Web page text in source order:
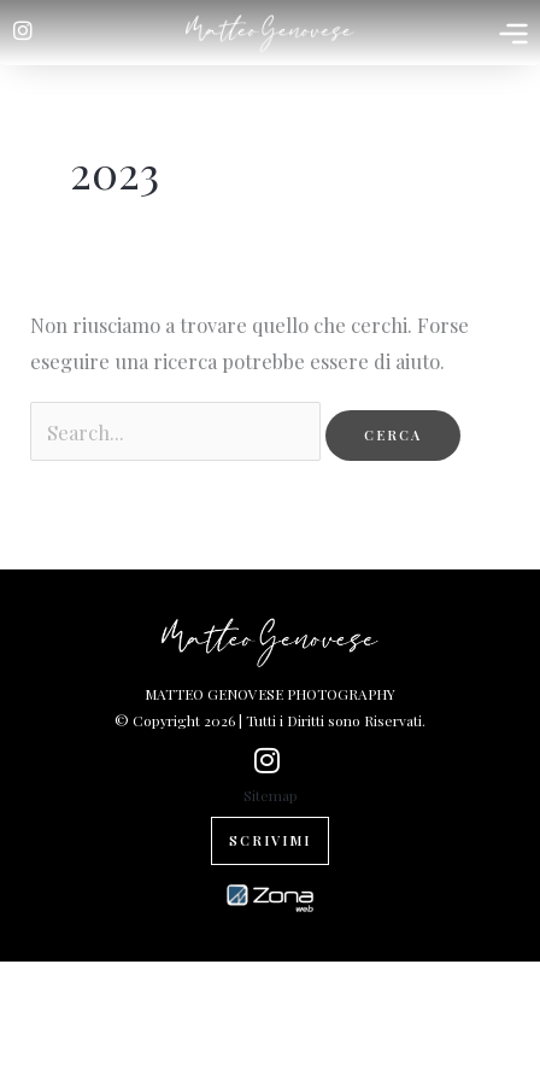
Vai
al
2023
Non riusciamo a trovare quello che cerchi. Forse
eseguire una ricerca potrebbe essere di aiuto.
Cerca:
MATTEO GENOVESE PHOTOGRAPHY
© Copyright 2026 | Tutti i Diritti sono Riservati.
Sitemap
SCRIVIMI